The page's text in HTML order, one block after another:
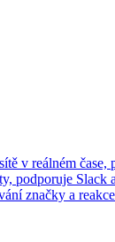
v reálném čase,
podporuje Slack
značky a